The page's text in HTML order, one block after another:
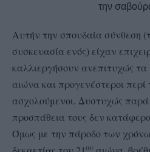
την
Αυτήν την σπουδαία σύνθεση
συσκευασία ενός) είχαν
καλλιεργήσουν ανεπιτυχώς
αιώνα και προγενέστεροι περί
ασχολούμενοι. Δυστυχώς παρά
προσπάθεια τους δεν
Όμως με την πάροδο των
ου